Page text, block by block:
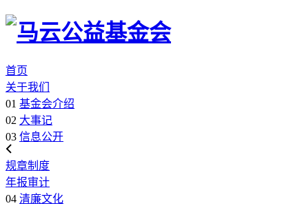
首页
关于我们
01 基金会介绍
02 大事记
03 信息公开
规章制度
年报审计
04 清廉文化